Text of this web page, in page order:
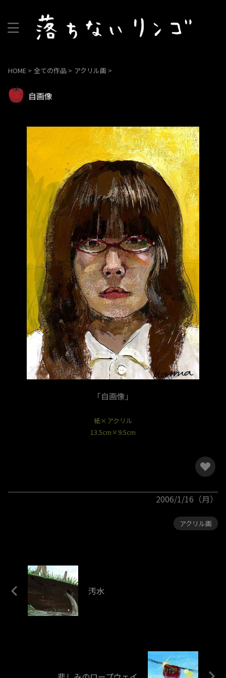
HOME > 全ての作品 > アクリル画 >
自画像
「自画像」
紙×アクリル
13.5cm×9.5cm
2006/1/16（月）
アクリル画
汚水